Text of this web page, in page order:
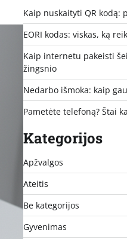
Kaip nuskaityti QR kodą:
EORI kodas: viskas, ką
Kaip internetu pakeisti
žingsnio
Nedarbo išmoka: kaip
Pametėte telefoną? Štai
Kategorijos
Apžvalgos
Ateitis
Be kategorijos
Gyvenimas